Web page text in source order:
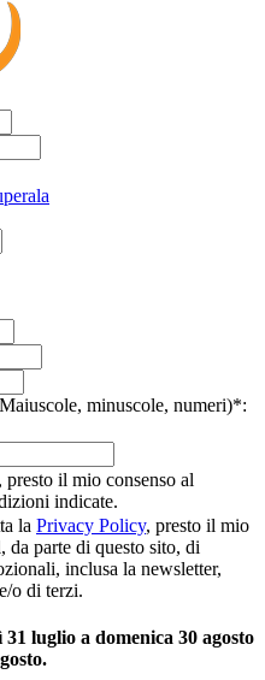
minuscole, numeri)*:
presto il mio consenso al
indicate.
la Privacy Policy, presto il mio
da parte di questo sito, di
inclusa la newsletter,
o di terzi.
luglio a domenica 30 agosto